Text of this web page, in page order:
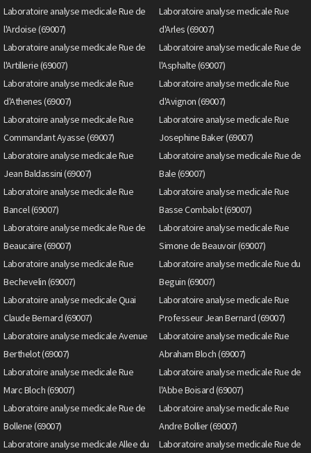
Laboratoire analyse medicale Rue de
l'Ardoise (69007)
Laboratoire analyse medicale Rue
d'Arles (69007)
Laboratoire analyse medicale Rue de
l'Artillerie (69007)
Laboratoire analyse medicale Rue de
l'Asphalte (69007)
Laboratoire analyse medicale Rue
d'Athenes (69007)
Laboratoire analyse medicale Rue
d'Avignon (69007)
Laboratoire analyse medicale Rue
Commandant Ayasse (69007)
Laboratoire analyse medicale Rue
Josephine Baker (69007)
Laboratoire analyse medicale Rue
Jean Baldassini (69007)
Laboratoire analyse medicale Rue de
Bale (69007)
Laboratoire analyse medicale Rue
Bancel (69007)
Laboratoire analyse medicale Rue
Basse Combalot (69007)
Laboratoire analyse medicale Rue de
Beaucaire (69007)
Laboratoire analyse medicale Rue
Simone de Beauvoir (69007)
Laboratoire analyse medicale Rue
Bechevelin (69007)
Laboratoire analyse medicale Rue du
Beguin (69007)
Laboratoire analyse medicale Quai
Claude Bernard (69007)
Laboratoire analyse medicale Rue
Professeur Jean Bernard (69007)
Laboratoire analyse medicale Avenue
Berthelot (69007)
Laboratoire analyse medicale Rue
Abraham Bloch (69007)
Laboratoire analyse medicale Rue
Marc Bloch (69007)
Laboratoire analyse medicale Rue de
l'Abbe Boisard (69007)
Laboratoire analyse medicale Rue de
Bollene (69007)
Laboratoire analyse medicale Rue
Andre Bollier (69007)
Laboratoire analyse medicale Allee du
Laboratoire analyse medicale Rue de